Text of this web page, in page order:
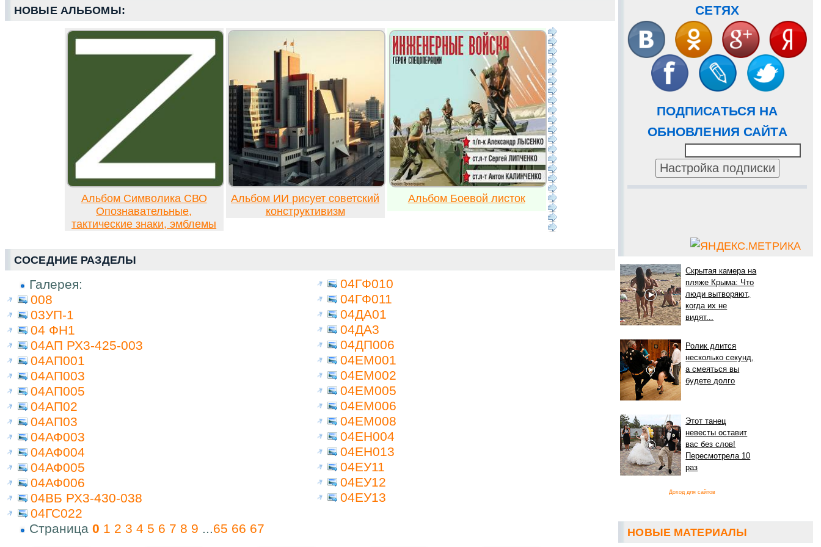
СЕТЯХ
ПОДПИСАТЬСЯ НА
ОБНОВЛЕНИЯ САЙТА
Скрытая камера на
пляже Крыма: Что
люди вытворяют,
когда их не
видят...
Ролик длится
несколько секунд,
а смеяться вы
будете долго
Этот танец
невесты оставит
вас без слов!
Пересмотрела 10
раз
Доход для сайтов
НОВЫЕ МАТЕРИАЛЫ
НОВЫЕ АЛЬБОМЫ:
Альбом Символика СВО
Опознавательные,
тактические знаки, эмблемы
Альбом ИИ рисует советский
конструктивизм
Альбом Боевой листок
СОСЕДНИЕ РАЗДЕЛЫ
Галерея:
008
03УП-1
04 ФН1
04АП РХ3-425-003
04АП001
04АП003
04АП005
04АП02
04АП03
04АФ003
04АФ004
04АФ005
04АФ006
04ВБ РХ3-430-038
04ГС022
04ГФ010
04ГФ011
04ДА01
04ДА3
04ДП006
04ЕМ001
04ЕМ002
04ЕМ005
04ЕМ006
04ЕМ008
04ЕН004
04ЕН013
04ЕУ11
04ЕУ12
04ЕУ13
Страница 0 1 2 3 4 5 6 7 8 9 65 66 67